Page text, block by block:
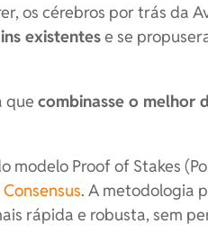
os cérebros por trás da
existentese se
quecombinasse o melhor
modelo Proof of Stakes
. A metodologia
rápida e robusta, sem